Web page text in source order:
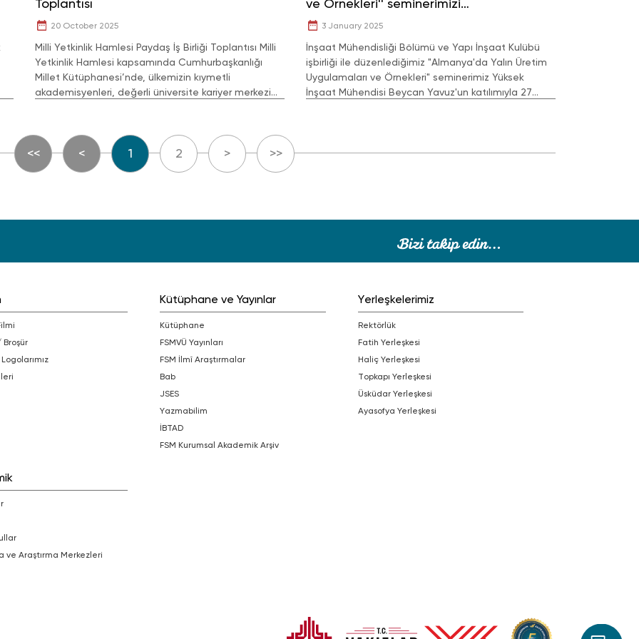
Toplantısı
20 October 2025
Milli Yetkinlik Hamlesi Paydaş İş Birliği Toplantısı Milli
Yetkinlik Hamlesi kapsamında Cumhurbaşkanlığı
Millet Kütüphanesi’nde, ülkemizin kıymetli
akademisyenleri, değerli üniversite kariyer merkezi
ve Örnekleri'' seminerimizi
gerçekleştirdik.
3 January 2025
İnşaat Mühendisliği Bölümü ve Yapı İnşaat Kulübü
işbirliği ile düzenlediğimiz "Almanya'da Yalın Üretim
Uygulamaları ve Örnekleri" seminerimiz Yüksek
İnşaat Mühendisi Beycan Yavuz'un katılımıyla 27
<< < 1 2 > >>
Broşür
Logolarımız
Kütüphane ve Yayınlar
Kütüphane
FSMVÜ Yayınları
FSM İlmî Araştırmalar
bab
JSES
Yazmabilim
İBTAD
FSM Kurumsal Akademik Arşiv
Yerleşkelerimiz
Rektörlük
Fatih Yerleşkesi
Haliç Yerleşkesi
Topkapı Yerleşkesi
Üsküdar Yerleşkesi
Ayasofya Yerleşkesi
ve Araştırma Merkezleri